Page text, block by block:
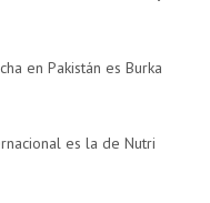
en Pakistán es Burka
es la de Nutri